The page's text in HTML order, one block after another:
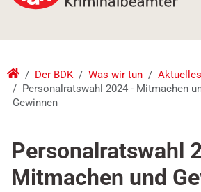
Der BDK Was wir tun
Aktuelles
Personalratswahl 2024 - Mitmachen
Gewinnen
Personalratswahl
Mitmachen und